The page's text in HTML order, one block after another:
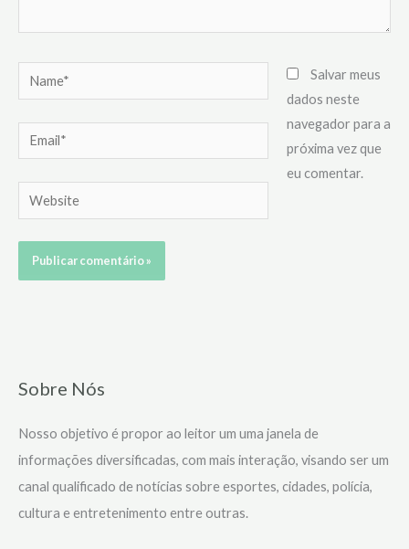
Name*
Email*
Website
Salvar meus
dados neste
navegador para a
próxima vez que
eu comentar.
Sobre Nós
Nosso objetivo é propor ao leitor um uma janela de
informações diversificadas, com mais interação, visando ser um
canal qualificado de notícias sobre esportes, cidades, polícia,
cultura e entretenimento entre outras.